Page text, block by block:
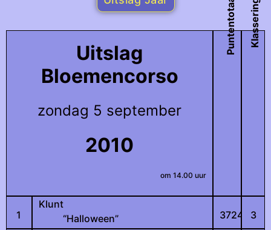
Uitslag
Bloemencorso
zondag 5 september
2010
om 14.00 uur
Puntentotaal Klassering
1
Klunt
“Halloween”
3724 3